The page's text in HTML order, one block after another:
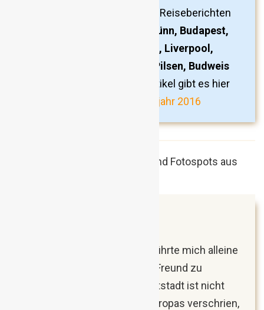
Reiseinspiration und Links zu Reiseberichten
Bordeaux, Bratislava, Brünn, Budapest,
Český Krumlov, Köln, Krakau, Liverpool,
Manchester, Nantes, Paris, Pilsen, Budweis
finden. Den Artikel gibt es hier
Das war mein Reisejahr 2016
Die erste Reise im Jahr 2018 führte mich alleine
nach Brüssel, um einen guten Freund zu
besuchen. Die belgische Hauptstadt ist nicht
gerade als der schönste Ort Europas verschrien,